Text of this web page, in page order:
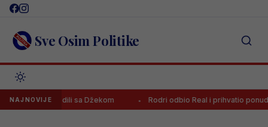
Skip
content Sve Osim Politike
NAJNOVIJE
poredili sa Džekom Rodri odbio Real i prihvatio ponudu Barce,